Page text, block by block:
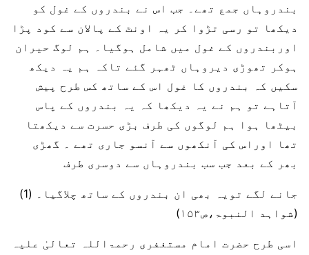
بندروہاں جمع تھے۔ جب اس نے بندروں کے غول کو
دیکھا تو رسی تڑوا کر یہ اونٹ کے پالان سے کود پڑا
اوربندروں کے غول میں شامل ہوگیا۔ ہم لوگ حیران
ہوکر تھوڑی دیروہاں ٹھہر گئے تاکہ ہم یہ دیکھ
سکیں کہ بندروں کا غول اس کے ساتھ کس طرح پیش
آتاہے تو ہم نے یہ دیکھا کہ یہ بندروں کے پاس
بیٹھا ہوا ہم لوگوں کی طرف بڑی حسرت سے دیکھتا
تھا اوراس کی آنکھوں سے آنسو جاری تھے ۔ گھڑی
بھر کے بعد جب سب بندروہاں سے دوسری طرف
جانے لگے تویہ بھی ان بندروں کے ساتھ چلاگیا۔ (1)
(شواہد النبوۃ،ص۱۵۳)
اسی طرح حضرت امام مستغفری رحمۃاللہ تعالیٰ علیہ